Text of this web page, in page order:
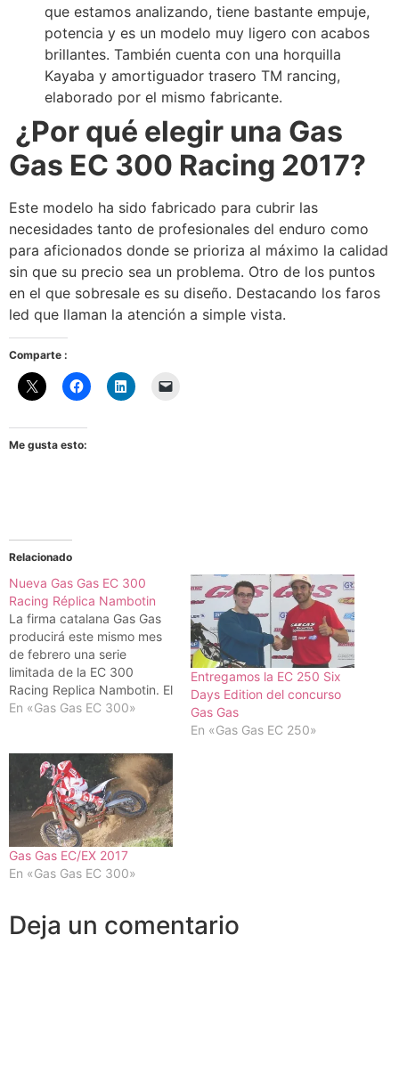
que estamos analizando, tiene bastante empuje,
potencia y es un modelo muy ligero con acabos
brillantes. También cuenta con una horquilla
Kayaba y amortiguador trasero TM rancing,
elaborado por el mismo fabricante.
¿Por qué elegir una Gas
Gas EC 300 Racing 2017?
Este modelo ha sido fabricado para cubrir las
necesidades tanto de profesionales del enduro como
para aficionados donde se prioriza al máximo la calidad
sin que su precio sea un problema. Otro de los puntos
en el que sobresale es su diseño. Destacando los faros
led que llaman la atención a simple vista.
Comparte :
Me gusta esto:
Relacionado
Nueva Gas Gas EC 300
Racing Réplica Nambotin
La firma catalana Gas Gas
producirá este mismo mes
de febrero una serie
limitada de la EC 300
Racing Replica Nambotin. El
precio de dicho modelo
Esta serie limitada, que
coincide con el mayor auge
de las motos de 2T…
En «Gas Gas EC 300»
Entregamos la EC 250 Six
Days Edition del concurso
Gas Gas
En «Gas Gas EC 250»
Gas Gas EC/EX 2017
En «Gas Gas EC 300»
Deja un comentario